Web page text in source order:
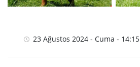
23 Ağustos 2024 - Cuma - 14:15